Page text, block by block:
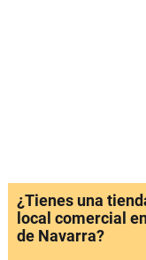
¿Tienes una
local comercial
de Navarra?